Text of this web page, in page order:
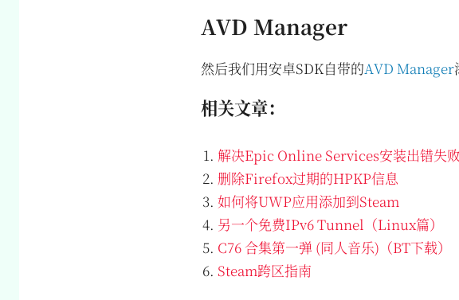
AVD Manager
然后我们用安卓SDK自带的AVD Manager
相关文章：
解决Epic Online Services安装出错失败
删除Firefox过期的HPKP信息
如何将UWP应用添加到Steam
另一个免费IPv6 Tunnel（Linux篇）
C76 合集第一弹 (同人音乐)（BT下载）
Steam跨区指南